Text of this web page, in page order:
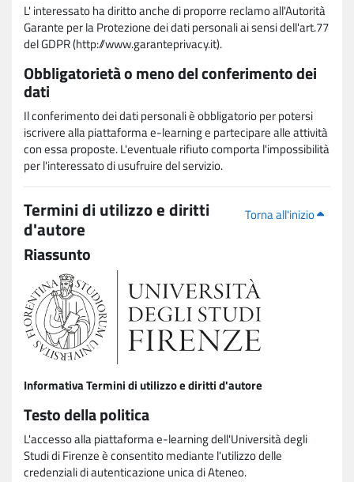
L' interessato ha diritto anche di proporre reclamo all'Autorità
Garante per la Protezione dei dati personali ai sensi dell'art.77
del GDPR (http://www.garanteprivacy.it).
Obbligatorietà o meno del conferimento dei
dati
Il conferimento dei dati personali è obbligatorio per potersi
iscrivere alla piattaforma e-learning e partecipare alle attività
con essa proposte. L'eventuale rifiuto comporta l'impossibilità
per l'interessato di usufruire del servizio.
Torna all'inizio
Termini di utilizzo e diritti
d'autore
Riassunto
Informativa Termini di utilizzo e diritti d'autore
Testo della politica
L'accesso alla piattaforma e-learning dell'Università degli
Studi di Firenze è consentito mediante l'utilizzo delle
credenziali di autenticazione unica di Ateneo.